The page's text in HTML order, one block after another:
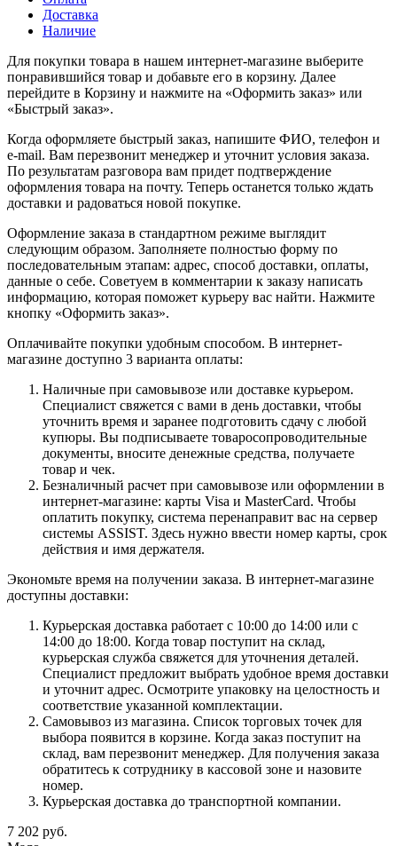
Доставка
Наличие
Для покупки товара в нашем интернет-магазине выберите
понравившийся товар и добавьте его в корзину. Далее
перейдите в Корзину и нажмите на «Оформить заказ» или
«Быстрый заказ».
Когда оформляете быстрый заказ, напишите ФИО, телефон и
e-mail. Вам перезвонит менеджер и уточнит условия заказа.
По результатам разговора вам придет подтверждение
оформления товара на почту. Теперь останется только ждать
доставки и радоваться новой покупке.
Оформление заказа в стандартном режиме выглядит
следующим образом. Заполняете полностью форму по
последовательным этапам: адрес, способ доставки, оплаты,
данные о себе. Советуем в комментарии к заказу написать
информацию, которая поможет курьеру вас найти. Нажмите
кнопку «Оформить заказ».
Оплачивайте покупки удобным способом. В интернет-
магазине доступно 3 варианта оплаты:
Наличные при самовывозе или доставке курьером.
Специалист свяжется с вами в день доставки, чтобы
уточнить время и заранее подготовить сдачу с любой
купюры. Вы подписываете товаросопроводительные
документы, вносите денежные средства, получаете
товар и чек.
Безналичный расчет при самовывозе или оформлении в
интернет-магазине: карты Visa и MasterCard. Чтобы
оплатить покупку, система перенаправит вас на сервер
системы ASSIST. Здесь нужно ввести номер карты, срок
действия и имя держателя.
Экономьте время на получении заказа. В интернет-магазине
доступны доставки:
Курьерская доставка работает с 10:00 до 14:00 или с
14:00 до 18:00. Когда товар поступит на склад,
курьерская служба свяжется для уточнения деталей.
Специалист предложит выбрать удобное время доставки
и уточнит адрес. Осмотрите упаковку на целостность и
соответствие указанной комплектации.
Самовывоз из магазина. Список торговых точек для
выбора появится в корзине. Когда заказ поступит на
склад, вам перезвонит менеджер. Для получения заказа
обратитесь к сотруднику в кассовой зоне и назовите
номер.
Курьерская доставка до транспортной компании.
7 202 руб.